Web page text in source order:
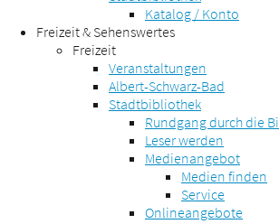
Katalog / Konto
Freizeit & Sehenswertes
Freizeit
Veranstaltungen
Albert-Schwarz-Bad
Stadtbibliothek
Rundgang durch die
Leser werden
Medienangebot
Medien finden
Service
Onlineangebote